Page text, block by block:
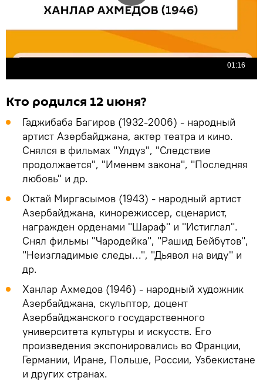
Кто родился 12 июня?
Гаджибаба Багиров (1932-2006) - народный
артист Азербайджана, актер театра и кино.
Снялся в фильмах "Улдуз", "Следствие
продолжается", "Именем закона", "Последняя
любовь" и др.
Октай Миргасымов (1943) - народный артист
Азербайджана, кинорежиссер, сценарист,
награжден орденами "Шараф" и "Истиглал".
Снял фильмы "Чародейка", "Рашид Бейбутов",
"Неизгладимые следы…", "Дьявол на виду" и
др.
Ханлар Ахмедов (1946) - народный художник
Азербайджана, скульптор, доцент
Азербайджанского государственного
университета культуры и искусств. Его
произведения экспонировались во Франции,
Германии, Иране, Польше, России, Узбекистане
и других странах.